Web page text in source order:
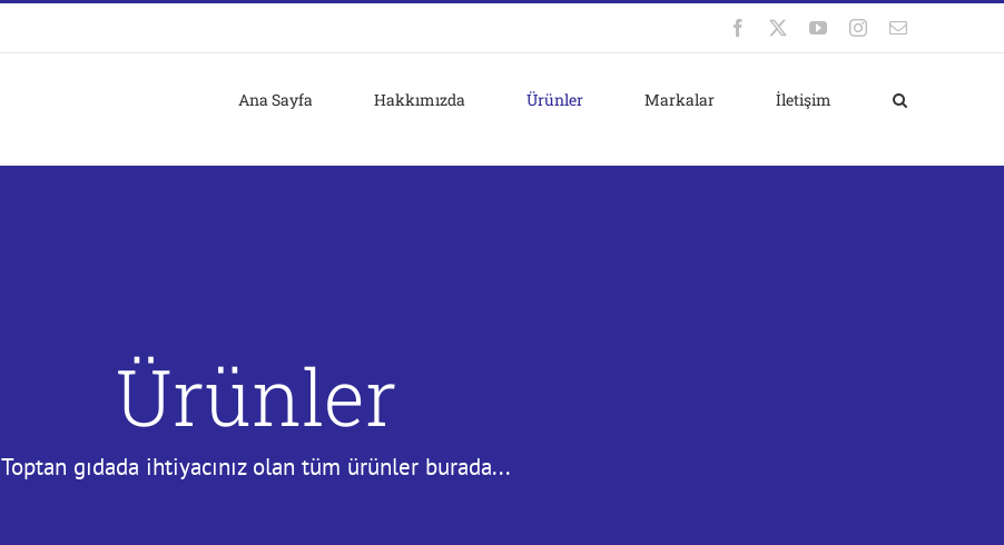
Facebook YouTubeInstagram
E-
Ana Sayfa Hakkımızda Ürünler Markalar İletişim
Ürünler
Toptan gıdada ihtiyacınız olan tüm ürünler burada...